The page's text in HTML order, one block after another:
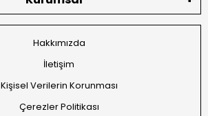
Hakkımızda
İletişim
Kişisel Verilerin Korunması
Çerezler Politikası